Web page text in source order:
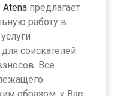
Atena предлагает
работу в
соискателей.
Все